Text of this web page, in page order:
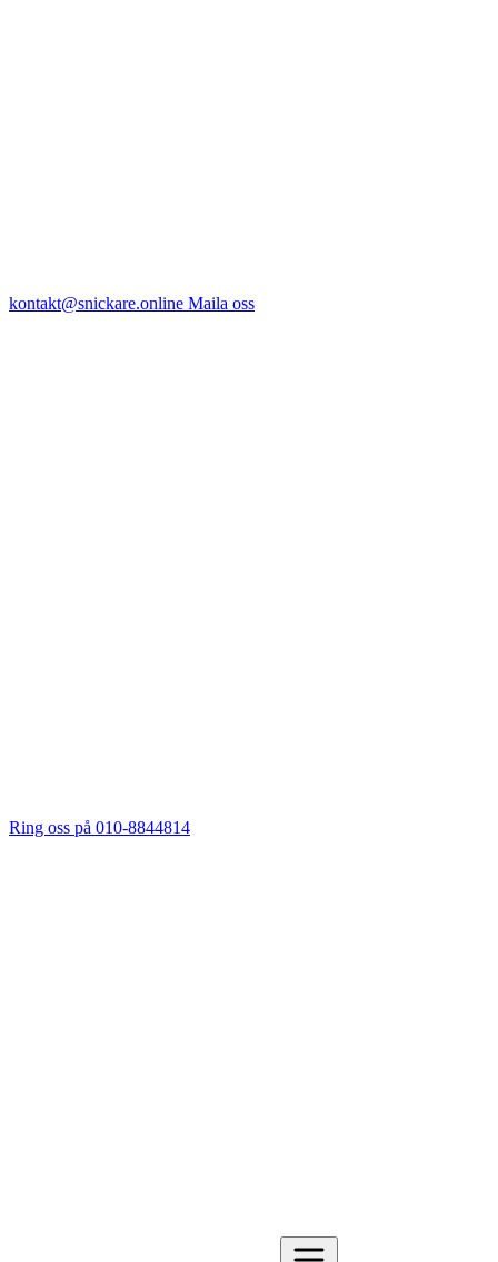
kontakt@snickare.online Maila oss
Ring oss på 010-8844814